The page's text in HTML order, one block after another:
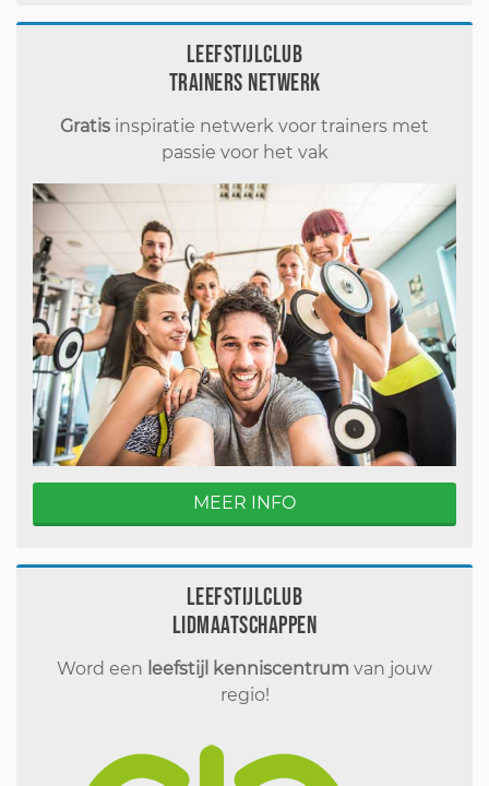
Leefstijlclub
Trainers Netwerk
Gratis inspiratie netwerk voor trainers met
passie voor het vak
MEER INFO
Leefstijlclub
Lidmaatschappen
Word een leefstijl kenniscentrum van jouw
regio!